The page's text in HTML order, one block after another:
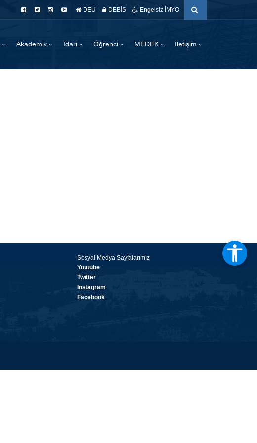
DEU DEBİS Engelsiz İMYO
Akademik İdari Öğrenci MEDEK İletişim
Sosyal Medya Sayfalarımız
Youtube
Twitter
Instagram
Facebook